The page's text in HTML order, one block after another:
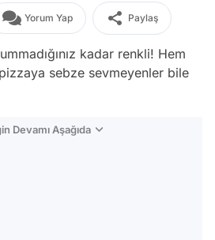
Yorum Yap Paylaş
kadar renkli! Hem
sebze sevmeyenler bile
Devamı Aşağıda